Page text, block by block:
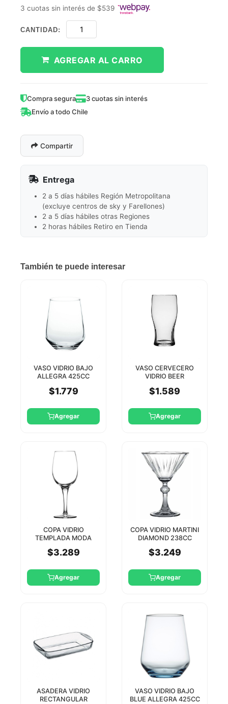
3 cuotas sin interés de $539
CANTIDAD:
AGREGAR AL CARRO
Compra segura
3 cuotas sin interés
Envío a todo Chile
Compartir
Entrega
2 a 5 días hábiles Región Metropolitana
(excluye centros de sky y Farellones)
2 a 5 días hábiles otras Regiones
2 horas hábiles Retiro en Tienda
También te puede interesar
VASO VIDRIO BAJO
ALLEGRA 425CC
$1.779
Agregar
VASO CERVECERO
VIDRIO BEER
570CC PASABAHCE
$1.589
Agregar
COPA VIDRIO
TEMPLADA MODA
$3.289
Agregar
COPA VIDRIO MARTINI
DIAMOND 238CC
$3.249
Agregar
ASADERA VIDRIO
RECTANGULAR
VASO VIDRIO BAJO
BLUE ALLEGRA 425CC